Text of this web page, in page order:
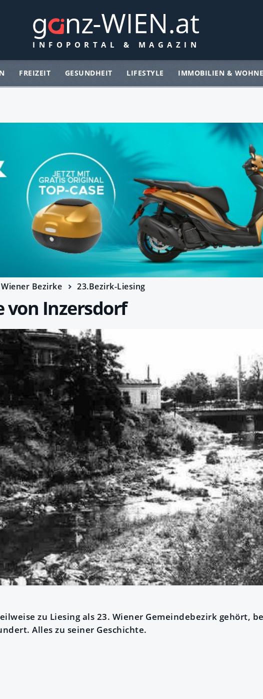
FREIZEIT GESUNDHEIT LIFESTYLE IMMOBILIEN &
Wiener Bezirke 23.Bezirk-Liesing
von Inzersdorf
zu Liesing als 23. Wiener Gemeindebezirk gehört,
Alles zu seiner Geschichte.